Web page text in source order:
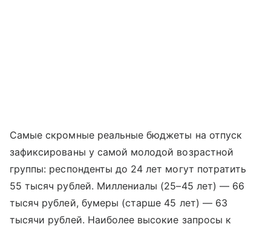
Самые скромные реальные бюджеты на отпуск
зафиксированы у самой молодой возрастной
группы: респонденты до 24 лет могут потратить
55 тысяч рублей. Миллениалы (25–45 лет) — 66
тысяч рублей, бумеры (старше 45 лет) — 63
тысячи рублей. Наиболее высокие запросы к